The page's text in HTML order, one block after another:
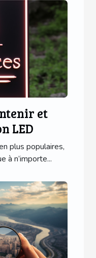
et
LED
plus populaires,
à n’importe...